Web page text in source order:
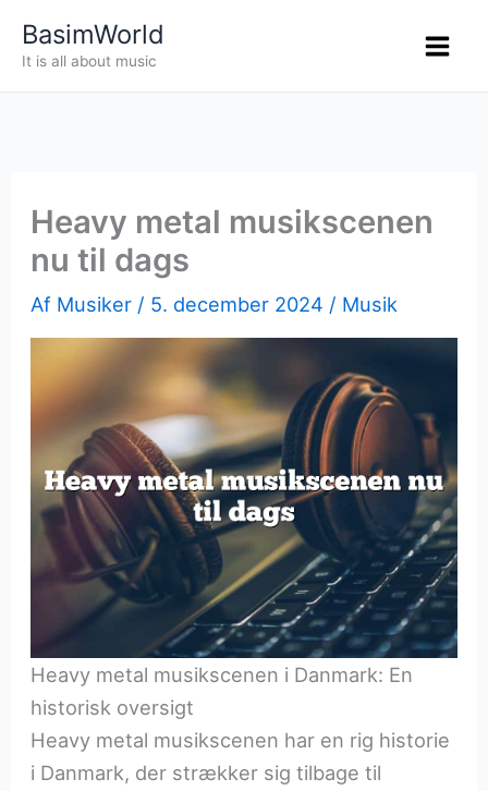
BasimWorld
It is all about music
Heavy metal musikscenen
nu til dags
Af Musiker / 5. december 2024 / Musik
Heavy metal musikscenen i Danmark: En
historisk oversigt
Heavy metal musikscenen har en rig historie
i Danmark, der strækker sig tilbage til